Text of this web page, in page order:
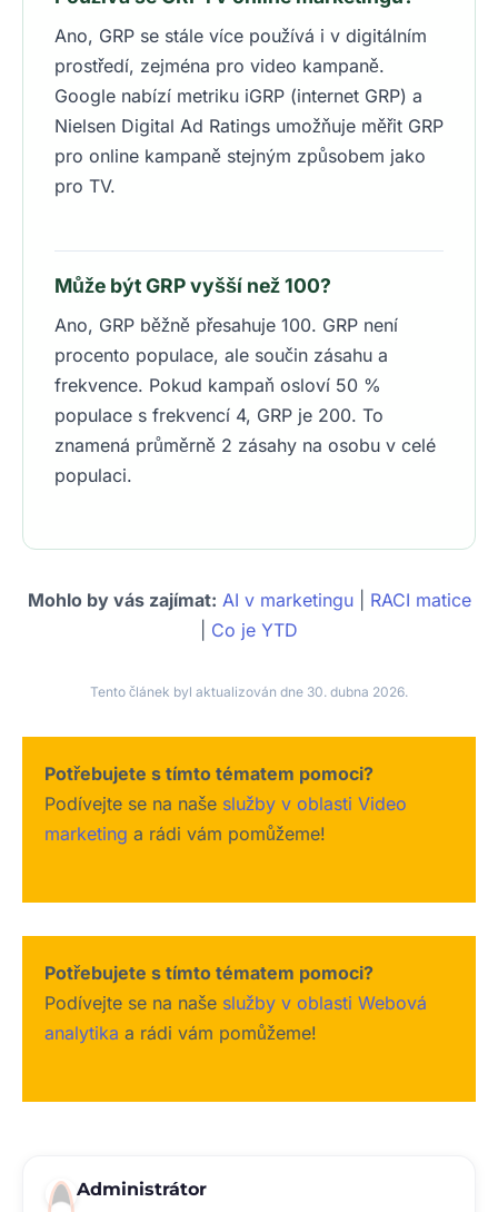
Ano, GRP se stále více používá i v digitálním
prostředí, zejména pro video kampaně.
Google nabízí metriku iGRP (internet GRP) a
Nielsen Digital Ad Ratings umožňuje měřit GRP
pro online kampaně stejným způsobem jako
pro TV.
Může být GRP vyšší než 100?
Ano, GRP běžně přesahuje 100. GRP není
procento populace, ale součin zásahu a
frekvence. Pokud kampaň osloví 50 %
populace s frekvencí 4, GRP je 200. To
znamená průměrně 2 zásahy na osobu v celé
populaci.
Mohlo by vás zajímat: AI v marketingu| RACI matice
Co je YTD
Tento článek byl aktualizován dne 30. dubna 2026.
Potřebujete s tímto tématem pomoci?
Podívejte se na naše služby v oblasti Video
marketing a rádi vám pomůžeme!
Potřebujete s tímto tématem pomoci?
Podívejte se na naše služby v oblasti Webová
analytika a rádi vám pomůžeme!
Administrátor